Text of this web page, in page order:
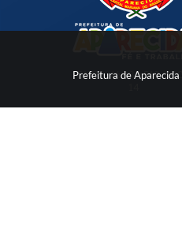
Prefeitura de Aparecida
CNPJ: 46.680.518/